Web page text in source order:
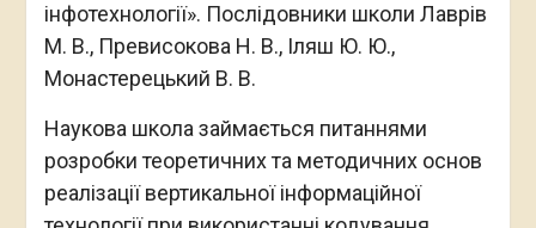
інфотехнології». Послідовники школи Лаврів
М. В., Превисокова Н. В., Іляш Ю. Ю.,
Монастерецький В. В.
Наукова школа займається питаннями
розробки теоретичних та методичних основ
реалізації вертикальної інформаційної